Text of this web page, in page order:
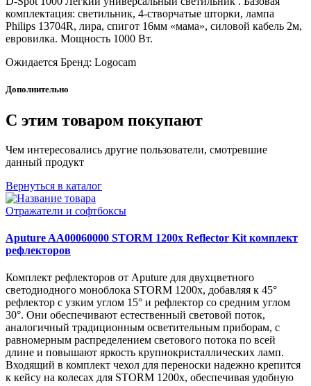
комплектация: светильник, 4-створчатые шторки, лампа
Philips 13704R, лира, спигот 16мм «мама», силовой кабель 2м,
евровилка. Мощность 1000 Вт.
Ожидается Бренд: Logocam
Дополнительно
С этим товаром покупают
Чем интересовались другие пользователи, смотревшие
данный продукт
Вернуться в каталог
Отражатели и софтбоксы
Aputure AA00060000 STORM 1200x Reflector Kit комплект
рефлекторов
Комплект рефлекторов от Aputure для двухцветного
светодиодного моноблока STORM 1200x, добавляя к 45°
рефлектор с узким углом 15° и рефлектор со средним углом
30°. Они обеспечивают естественный световой поток,
аналогичный традиционным осветительным приборам, с
равномерным распределением светового потока по всей
длине и повышают яркость крупнокристаллических ламп.
Входящий в комплект чехол для переноски надежно крепится
к кейсу на колесах для STORM 1200x, обеспечивая удобную